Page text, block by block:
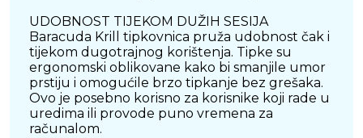
UDOBNOST TIJEKOM DUŽIH SESIJA
Baracuda Krill tipkovnica pruža udobnost čak i
tijekom dugotrajnog korištenja. Tipke su
ergonomski oblikovane kako bi smanjile umor
prstiju i omogućile brzo tipkanje bez grešaka.
Ovo je posebno korisno za korisnike koji rade u
uredima ili provode puno vremena za
računalom.